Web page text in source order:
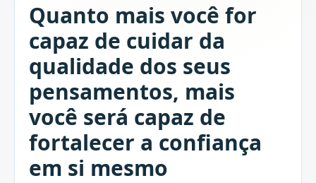
Quanto mais você for
capaz de cuidar da
qualidade dos seus
pensamentos, mais
você será capaz de
fortalecer a confiança
em si mesmo